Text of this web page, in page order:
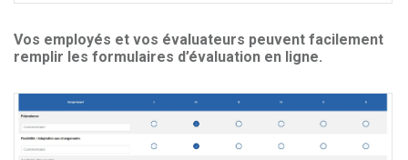
Vos employés et vos évaluateurs peuvent facilement
remplir les formulaires d’évaluation en ligne.